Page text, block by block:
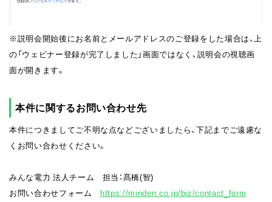
※説明会開始後にお名前とメールアドレスのご登録をした場合は、上
の「ウェビナー登録が完了しました」画面ではなく、説明会の視聴画
面が開きます。
本件に関するお問い合わせ先
本件につきましてご不明な点などございましたら、下記までご遠慮な
くお問い合わせください。
みんな電力 法人チーム 担当：髙橋(智)
お問い合わせフォーム https://minden.co.jp/biz/contact_form